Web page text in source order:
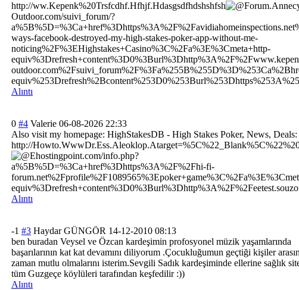
http://ww.Kepenk%20Trsfcdhf.Hfhjf.Hdasgsdfhdshshfsh Forum.Anne
Outdoor.com/suivi_forum/?
ways-facebook-destroyed-my-high-stakes-poker-app-without-me-
noticing%2F%3EHighstakes+Casino%3C%2Fa%3E%3Cmeta+http-
Alıntı
0 #4 Valerie 06-08-2026 22:33
Also visit my homepage: HighStakesDB - High Stakes Poker, News, Deals:
http://
Ehostingpoint.com/info.php?
a%5B%5D=%3Ca+href%3Dhttps%3A%2F%2Fhi-fi-
Alıntı
-1 #3 Haydar GÜNGÖR 14-12-2010 08:13
ben buradan Veysel ve Özcan kardeşimin profosyonel müzik yaşamlarında
başarılarının kat kat devamını diliyorum .Çocukluğumun geçtiği kişiler
zaman mutlu olmalarını isterim.Sevgili Sadık kardeşiminde ellerine sağlık
tüm Guzgeçe köylüleri tarafından keşfedilir :))
Alıntı